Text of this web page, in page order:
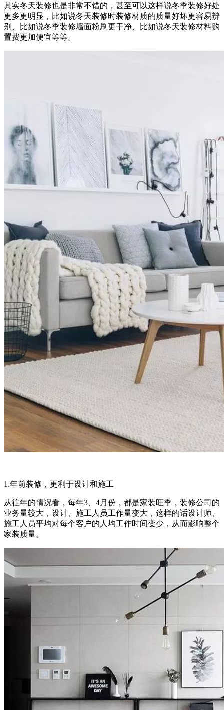
其实冬天装修也是非常不错的，甚至可以这样说冬季装修好处
更多更明显，比如说冬天装修时装修材质的质量好坏更容易辨
别、比如说冬季装修墙面粉刷更干净、比如说冬天装修材料购
置费更加便宜等等。
1.年前装修，更利于设计和施工
从往年的情况看，每年3、4月份，都是家装旺季，装修公司的
业务量较大，设计、施工人员工作量变大，这样的话设计师、
施工人员平均对每个客户的人均工作时间变少，从而影响整个
家装质量。